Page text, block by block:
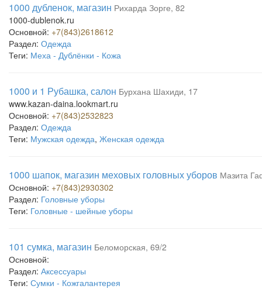
1000 дубленок, магазин Рихарда Зорге, 82
1000-dublenok.ru
Основной: +7(843)2618612
Раздел: Одежда
Теги: Меха - Дублёнки - Кожа
1000 и 1 Рубашка, салон Бурхана Шахиди, 17
www.kazan-daina.lookmart.ru
Основной: +7(843)2532823
Раздел: Одежда
Теги: Мужская одежда, Женская одежда
1000 шапок, магазин меховых головных уборов Мазита
Основной: +7(843)2930302
Раздел: Головные уборы
Теги: Головные - шейные уборы
101 сумка, магазин Беломорская, 69/2
Основной:
Раздел: Аксессуары
Теги: Сумки - Кожгалантерея